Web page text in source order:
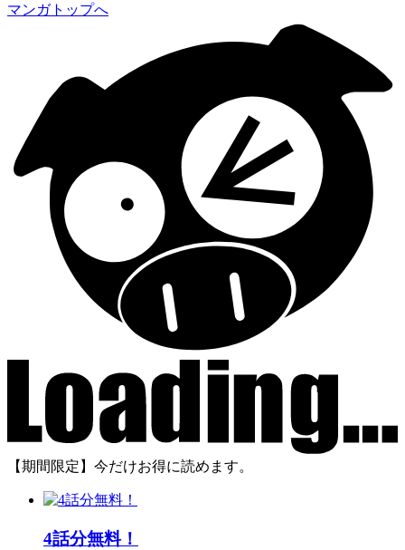
マンガトップへ
【期間限定】今だけお得に読めます。
4話分無料！